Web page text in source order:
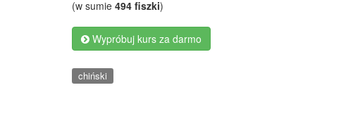
(w sumie 494 fiszki)
Wypróbuj kurs za darmo
chiński